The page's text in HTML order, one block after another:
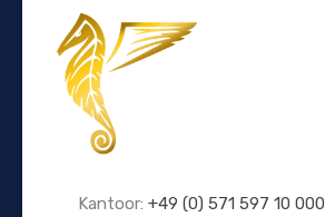
Kantoor: +49 (0) 571 597 10 000